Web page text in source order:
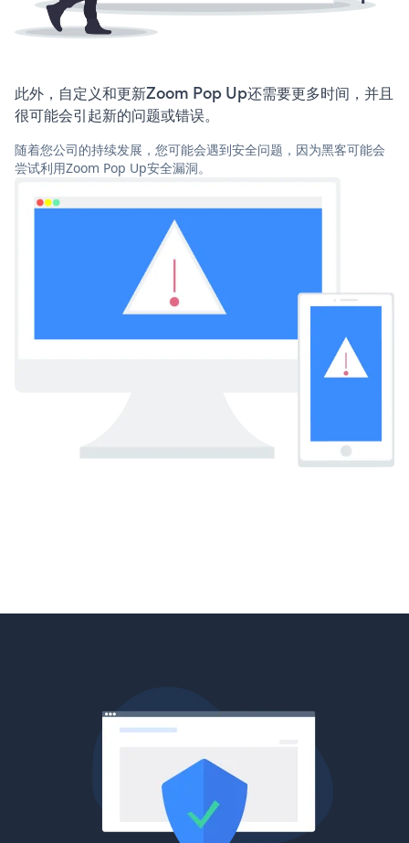
此外，自定义和更新Zoom Pop Up还需要更多时间，并且
很可能会引起新的问题或错误。
随着您公司的持续发展，您可能会遇到安全问题，因为黑客可能会
尝试利用Zoom Pop Up安全漏洞。